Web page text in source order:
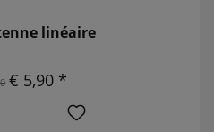
linéaire
€ 5,90 *